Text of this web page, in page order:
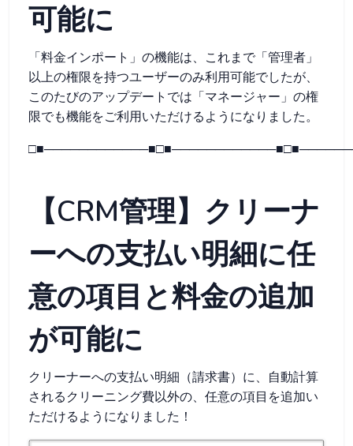
可能に
「料金インポート」の機能は、これまで「管理者」
以上の権限を持つユーザーのみ利用可能でしたが、
このたびのアップデートでは「マネージャー」の権
限でも機能をご利用いただけるようになりました。
【CRM管理】クリーナ
ーへの支払い明細に任
意の項目と料金の追加
が可能に
クリーナーへの支払い明細（請求書）に、自動計算
されるクリーニング費以外の、任意の項目を追加い
ただけるようになりました！